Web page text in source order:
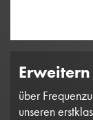
über
unseren